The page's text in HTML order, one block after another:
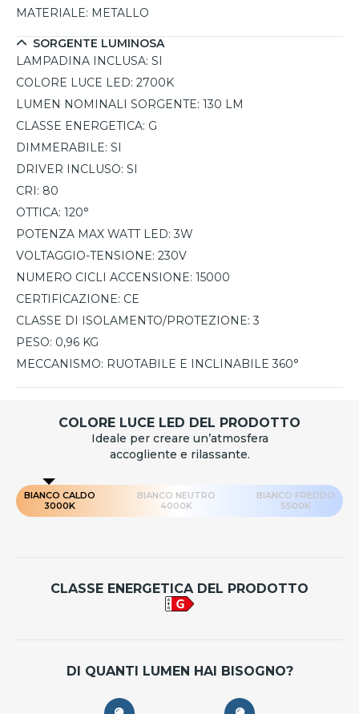
MATERIALE: METALLO
SORGENTE LUMINOSA
LAMPADINA INCLUSA: SI
COLORE LUCE LED: 2700K
LUMEN NOMINALI SORGENTE: 130 LM
CLASSE ENERGETICA: G
DIMMERABILE: SI
DRIVER INCLUSO: SI
CRI: 80
OTTICA: 120°
POTENZA MAX WATT LED: 3W
VOLTAGGIO-TENSIONE: 230V
NUMERO CICLI ACCENSIONE: 15000
CERTIFICAZIONE: CE
CLASSE DI ISOLAMENTO/PROTEZIONE: 3
PESO: 0,96 KG
MECCANISMO: RUOTABILE E INCLINABILE 360°
COLORE LUCE LED DEL PRODOTTO
Ideale per creare un’atmosfera
accogliente e rilassante.
BIANCO CALDO
3000K
BIANCO NEUTRO
4000K
BIANCO FREDDO
5500K
CLASSE ENERGETICA DEL PRODOTTO
DI QUANTI LUMEN HAI BISOGNO?